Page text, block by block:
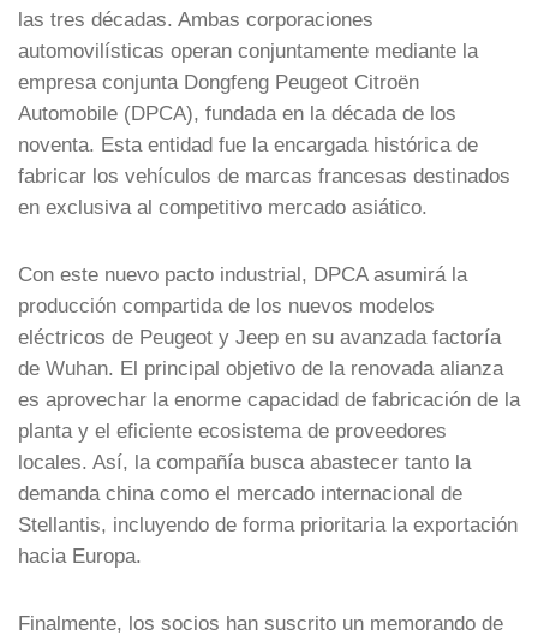
las tres décadas. Ambas corporaciones
automovilísticas operan conjuntamente mediante la
empresa conjunta Dongfeng Peugeot Citroën
Automobile (DPCA), fundada en la década de los
noventa. Esta entidad fue la encargada histórica de
fabricar los vehículos de marcas francesas destinados
en exclusiva al competitivo mercado asiático.
Con este nuevo pacto industrial, DPCA asumirá la
producción compartida de los nuevos modelos
eléctricos de Peugeot y Jeep en su avanzada factoría
de Wuhan. El principal objetivo de la renovada alianza
es aprovechar la enorme capacidad de fabricación de la
planta y el eficiente ecosistema de proveedores
locales. Así, la compañía busca abastecer tanto la
demanda china como el mercado internacional de
Stellantis, incluyendo de forma prioritaria la exportación
hacia Europa.
Finalmente, los socios han suscrito un memorando de